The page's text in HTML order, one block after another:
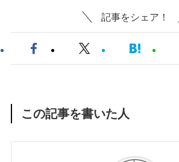
記事をシェア！
この記事を書いた人